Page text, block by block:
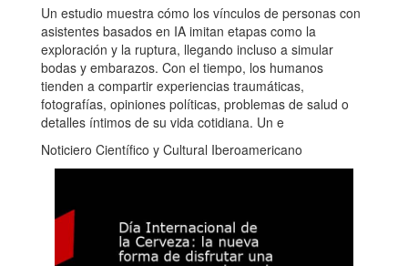
Un estudio muestra cómo los vínculos de personas con
asistentes basados en IA imitan etapas como la
exploración y la ruptura, llegando incluso a simular
bodas y embarazos. Con el tiempo, los humanos
tienden a compartir experiencias traumáticas,
fotografías, opiniones políticas, problemas de salud o
detalles íntimos de su vida cotidiana. Un e
Noticiero Científico y Cultural Iberoamericano